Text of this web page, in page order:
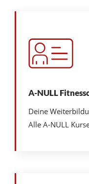
A-NULL
Deine
Alle A-NULL